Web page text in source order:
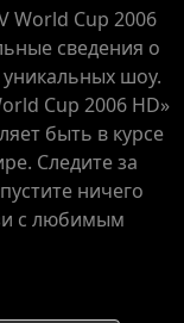
World Cup 2006
сведения о
шоу.
Cup 2006 HD»
быть в курсе
Следите за
ничего
с любимым